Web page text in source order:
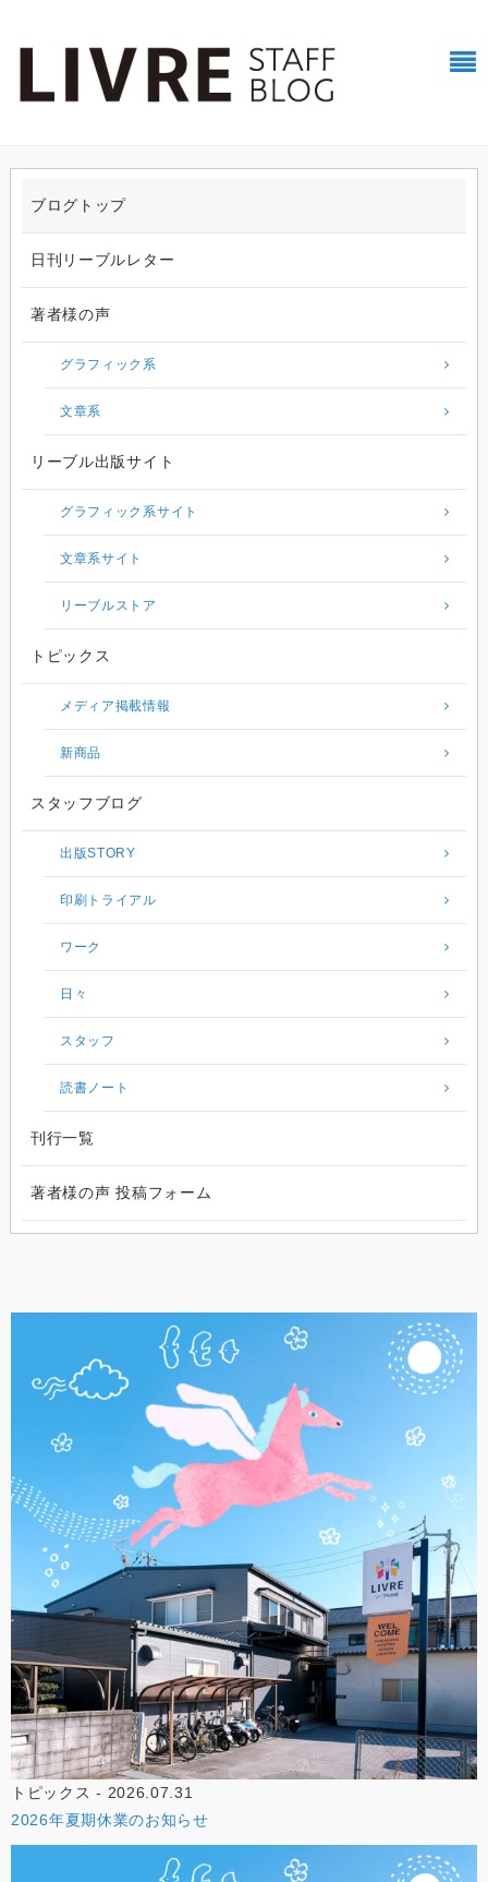
ブログトップ
日刊リーブルレター
著者様の声
グラフィック系
文章系
リーブル出版サイト
グラフィック系サイト
文章系サイト
リーブルストア
トピックス
メディア掲載情報
新商品
スタッフブログ
出版STORY
印刷トライアル
ワーク
日々
スタッフ
読書ノート
刊行一覧
著者様の声 投稿フォーム
トピックス - 2026.07.31
2026年夏期休業のお知らせ